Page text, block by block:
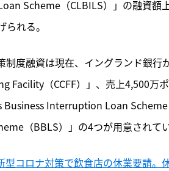
Scheme（CLBILS）」の融資額
れる。
度融資は現在、 イングランド銀行
Facility（CCFF）」、売上4,500万
Interruption Loan
（BBLS）」の4つが用意されてい
型コロナ対策で飲食店の休業要請